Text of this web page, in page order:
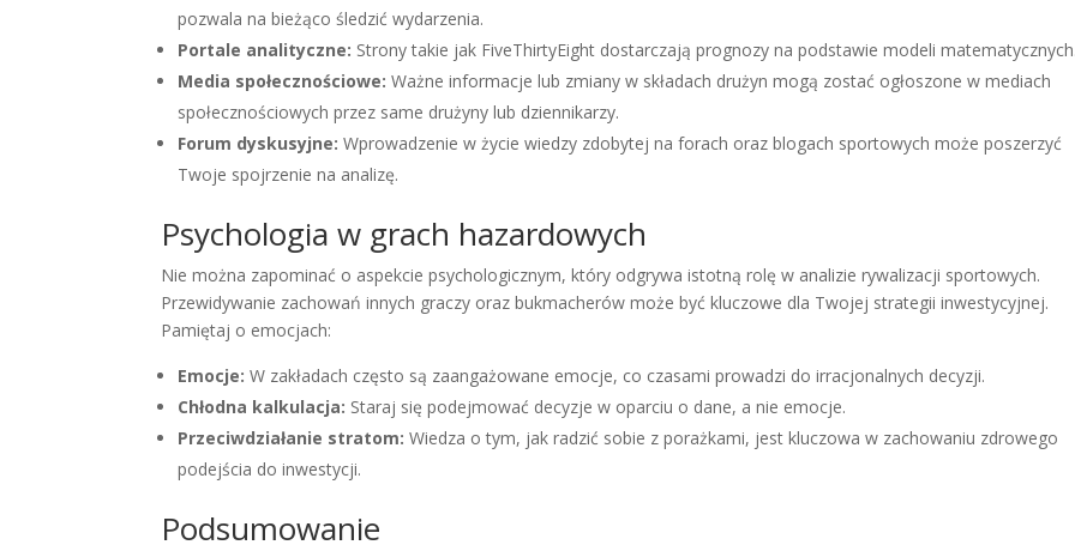
pozwala na bieżąco śledzić wydarzenia.
Portale analityczne: Strony takie jak FiveThirtyEight dostarczają prognozy na podstawie modeli
Media społecznościowe: Ważne informacje lub zmiany w składach drużyn mogą zostać ogłoszone w mediach
społecznościowych przez same drużyny lub dziennikarzy.
Forum dyskusyjne: Wprowadzenie w życie wiedzy zdobytej na forach oraz blogach sportowych może poszerzyć
Twoje spojrzenie na analizę.
Psychologia w grach hazardowych
Nie można zapominać o aspekcie psychologicznym, który odgrywa istotną rolę w analizie rywalizacji sportowych.
Przewidywanie zachowań innych graczy oraz bukmacherów może być kluczowe dla Twojej strategii inwestycyjnej.
Pamiętaj o emocjach:
Emocje: W zakładach często są zaangażowane emocje, co czasami prowadzi do irracjonalnych decyzji.
Chłodna kalkulacja: Staraj się podejmować decyzje w oparciu o dane, a nie emocje.
Przeciwdziałanie stratom: Wiedza o tym, jak radzić sobie z porażkami, jest kluczowa w zachowaniu zdrowego
podejścia do inwestycji.
Podsumowanie